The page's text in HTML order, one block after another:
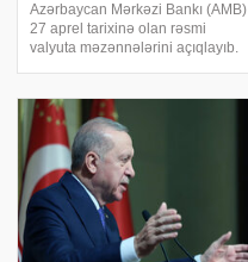
Azərbaycan Mərkəzi Bankı (AMB)
27 aprel tarixinə olan rəsmi
valyuta məzənnələrini açıqlayıb.
dəyişməz olaraq 1,700 manat
olub. Avronun manata qarşı
məzənnəsi 1,993